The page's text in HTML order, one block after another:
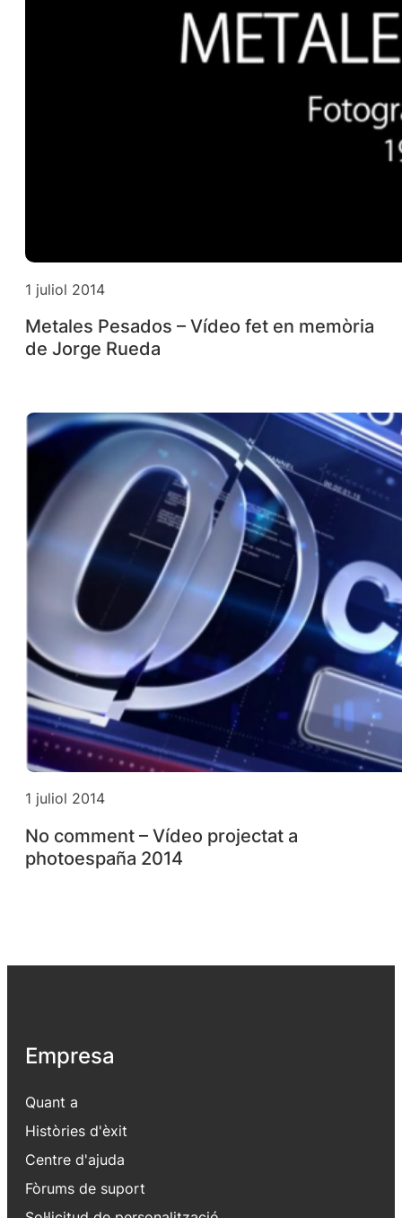
1 juliol 2014
Metales Pesados – Vídeo fet en memòria
de Jorge Rueda
1 juliol 2014
No comment – Vídeo projectat a
photoespaña 2014
Empresa
Quant a
Històries d'èxit
Centre d'ajuda
Fòrums de suport